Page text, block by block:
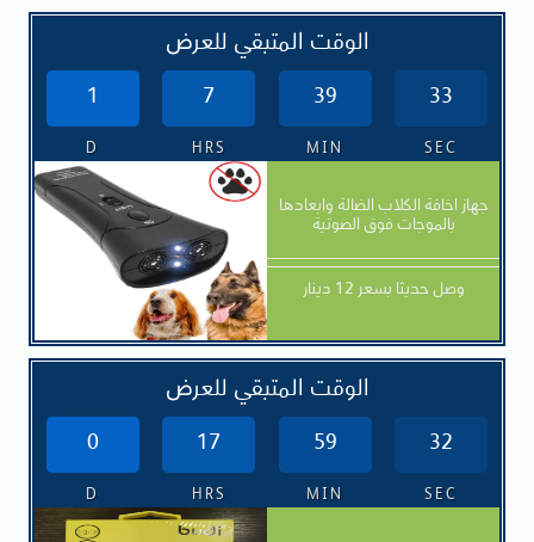
الوقت المتبقي للعرض
1 7 39 31
D HRS MIN SEC
جهاز اخافة الكلاب الضالة وابعادها
بالموجات فوق الصوتية
_____________________________
وصل حديثا بسعر 12 دينار
الوقت المتبقي للعرض
0 17 59 30
D HRS MIN SEC